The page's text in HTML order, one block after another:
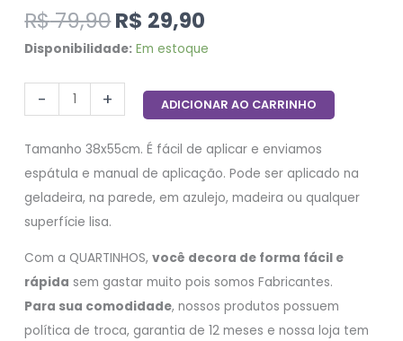
R$79,90R$ 29,90
Disponibilidade: Em estoque
- + ADICIONAR AO CARRINHO
Tamanho 38x55cm. É fácil de aplicar e enviamos
espátula e manual de aplicação. Pode ser aplicado na
geladeira, na parede, em azulejo, madeira ou qualquer
superfície lisa.
Com a QUARTINHOS,você decora de forma fácil e
rápida sem gastar muito pois somos Fabricantes.
Para sua comodidade, nossos produtos possuem
política de troca, garantia de 12 meses e nossa loja tem